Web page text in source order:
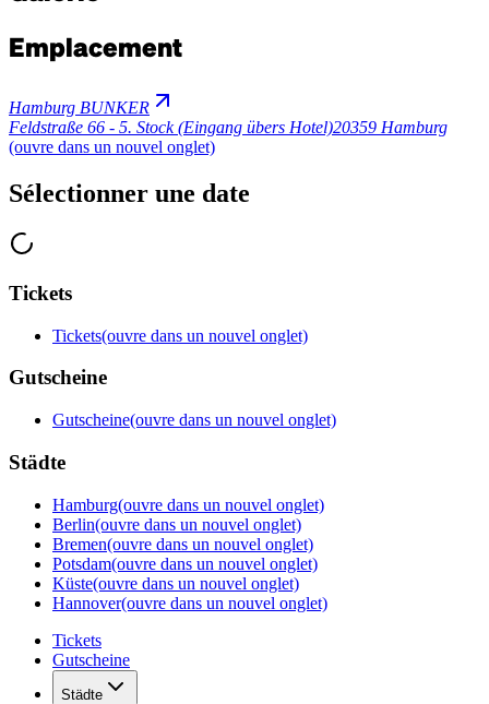
Emplacement
Hamburg BUNKER
Feldstraße 66 - 5. Stock (Eingang übers Hotel)20359 Hamburg
(ouvre dans un nouvel onglet)
Sélectionner une date
Tickets
Tickets(ouvre dans un nouvel onglet)
Gutscheine
Gutscheine(ouvre dans un nouvel onglet)
Städte
Hamburg(ouvre dans un nouvel onglet)
Berlin(ouvre dans un nouvel onglet)
Bremen(ouvre dans un nouvel onglet)
Potsdam(ouvre dans un nouvel onglet)
Küste(ouvre dans un nouvel onglet)
Hannover(ouvre dans un nouvel onglet)
Tickets
Gutscheine
Städte